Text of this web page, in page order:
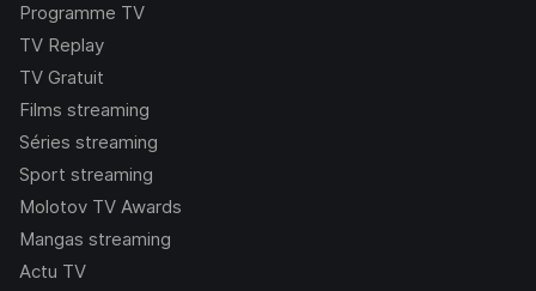
Programme TV
TV Replay
TV Gratuit
Films streaming
Séries streaming
Sport streaming
Molotov TV Awards
Mangas streaming
Actu TV